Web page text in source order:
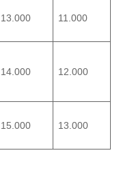
13.000 11.000
14.000 12.000
15.000 13.000